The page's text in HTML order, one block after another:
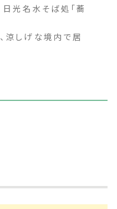
光名水そば処「蕎
涼しげな境内で居